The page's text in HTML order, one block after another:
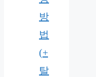
방
법
(+
탈